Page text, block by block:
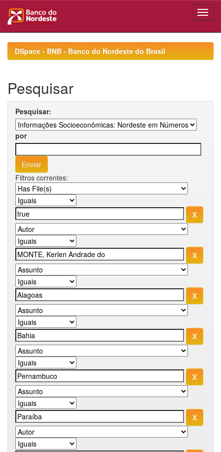
navigationDSpace - BNB - Banco do Nordeste do Brasil
Pesquisar
Pesquisar:
por
Filtros correntes: